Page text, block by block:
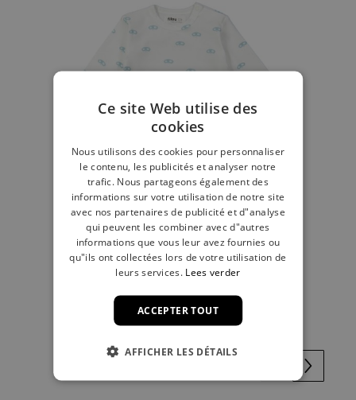
T-shirt masque blanc
€ 17,99
Ce site Web utilise des
cookies
Nous utilisons des cookies pour personnaliser
le contenu, les publicités et analyser notre
trafic. Nous partageons également des
informations sur votre utilisation de notre site
avec nos partenaires de publicité et d"analyse
qui peuvent les combiner avec d"autres
informations que vous leur avez fournies ou
qu"ils ont collectées lors de votre utilisation de
leurs services. Lees verder
ACCEPTER TOUT
AFFICHER LES DÉTAILS